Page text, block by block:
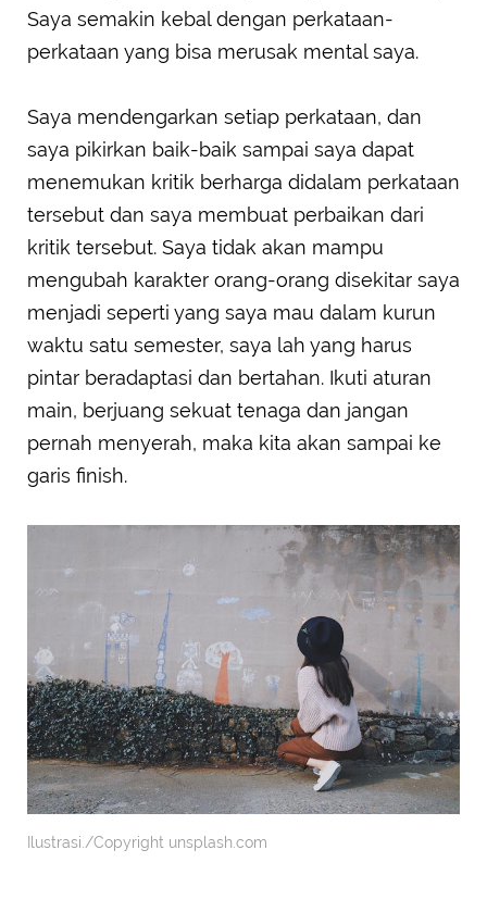
Saya semakin kebal dengan perkataan-
perkataan yang bisa merusak mental saya.
Saya mendengarkan setiap perkataan, dan
saya pikirkan baik-baik sampai saya dapat
menemukan kritik berharga didalam perkataan
tersebut dan saya membuat perbaikan dari
kritik tersebut. Saya tidak akan mampu
mengubah karakter orang-orang disekitar saya
menjadi seperti yang saya mau dalam kurun
waktu satu semester, saya lah yang harus
pintar beradaptasi dan bertahan. Ikuti aturan
main, berjuang sekuat tenaga dan jangan
pernah menyerah, maka kita akan sampai ke
garis finish.
Ilustrasi./Copyright unsplash.com